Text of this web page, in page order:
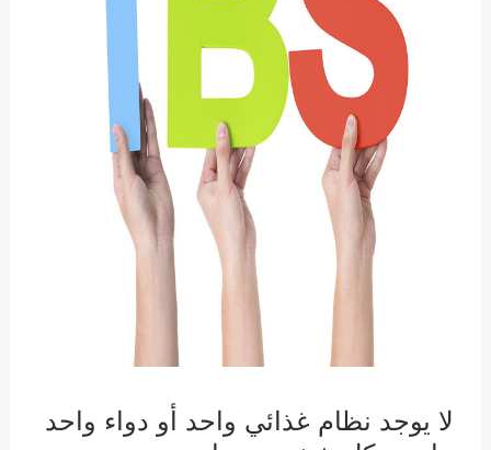
لا يوجد نظام غذائي واحد أو دواء واحد